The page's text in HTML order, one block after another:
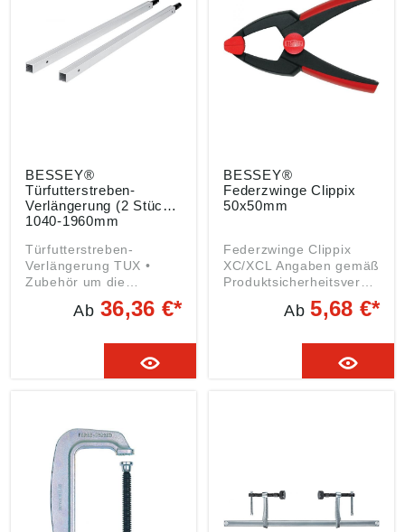
Angaben gemäß
Produktsicherheitsveror
dnung ((EU) 2023/998):
BESSEY Tool GmbH &
Co. KG, Mühlwiesenstr.
Spannwerkzeug zum
Halten von Werkstücken
Angaben gemäß
Produktsicherheitsveror
dnung ((EU) 2023/998):
BESSEY Tool GmbH &
BESSEY®
Türfutterstreben-
Verlängerung (2 Stück)
1040-1960mm
Türfutterstreben-
Verlängerung TUX •
Zubehör um die
Spannweite der
Türfutterstrebe TU zu
den Einbau überbreiter
Türen • Mit wenigen
Produktsicherheitsveror
dnung ((EU) 2023/998):
BESSEY Tool GmbH &
Co. KG, Mühlwiesenstr.
40, 74321 Bietigheim-
Bissingen, DE, tool-
info@bessey.de
Ab36,36 €*
BESSEY®
Federzwinge Clippix
50x50mm
Federzwinge Clippix
XC/XCL Angaben gemäß
Produktsicherheitsveror
dnung ((EU) 2023/998):
BESSEY Tool GmbH &
40, 74321 Bietigheim-
Bissingen, DE, tool-
info@bessey.de
Ab5,68 €*